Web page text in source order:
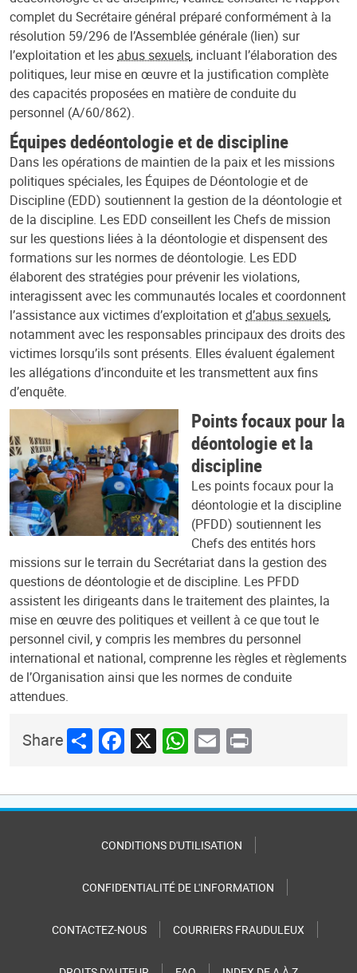
complet du Secrétaire général préparé conformément à la
résolution 59/296 de l’Assemblée générale (lien) sur
l’exploitation et les abus sexuels, incluant l’élaboration des
politiques, leur mise en œuvre et la justification complète
des capacités proposées en matière de conduite du
personnel (A/60/862).
Équipes dedéontologie et de discipline
Dans les opérations de maintien de la paix et les missions
politiques spéciales, les Équipes de Déontologie et de
Discipline (EDD) soutiennent la gestion de la déontologie et
de la discipline. Les EDD conseillent les Chefs de mission
sur les questions liées à la déontologie et dispensent des
formations sur les normes de déontologie. Les EDD
élaborent des stratégies pour prévenir les violations,
interagissent avec les communautés locales et coordonnent
l’assistance aux victimes d’exploitation etd’abus sexuels,
notamment avec les responsables principaux des droits des
victimes lorsqu’ils sont présents. Elles évaluent également
les allégations d’inconduite et les transmettent aux fins
d’enquête.
Points focaux pour la
déontologie et la
discipline
Les points focaux pour la
déontologie et la discipline
(PFDD) soutiennent les
Chefs des entités hors
missions sur le terrain du Secrétariat dans la gestion des
questions de déontologie et de discipline. Les PFDD
assistent les dirigeants dans le traitement des plaintes, la
mise en œuvre des politiques et veillent à ce que tout le
personnel civil, y compris les membres du personnel
international et national, comprenne les règles et règlements
de l’Organisation ainsi que les normes de conduite
attendues.
ShareShareFacebook
X WhatsApp
Email
Print
CONDITIONS D'UTILISATION
CONFIDENTIALITÉ DE L'INFORMATION
CONTACTEZ-NOUS COURRIERS FRAUDULEUX